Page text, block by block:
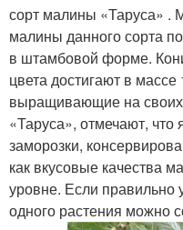
сорт малины «Таруса»
малины данного сорта
в штамбовой форме.
цвета достигают в
выращивающие на своих
«Таруса», отмечают, что
заморозки,
как вкусовые качества
уровне. Если правильно
одного растения можно